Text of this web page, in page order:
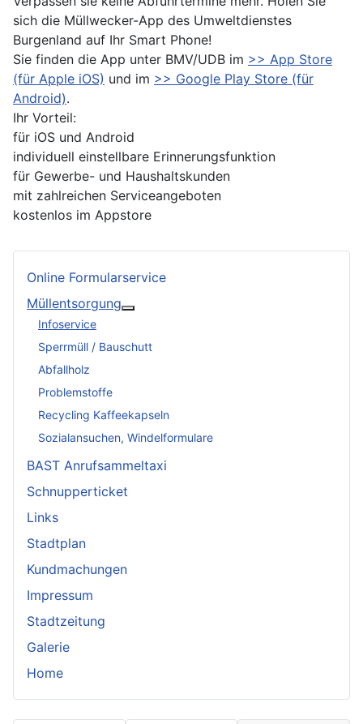
Online Formularservice
Müllentsorgung
Infoservice
Sperrmüll / Bauschutt
Abfallholz
Problemstoffe
Recycling Kaffeekapseln
Sozialansuchen, Windelformulare
BAST Anrufsammeltaxi
Schnupperticket
Links
Stadtplan
Kundmachungen
Impressum
Stadtzeitung
Galerie
Home
sich die Müllwecker-App des Umweltdienstes
Burgenland auf Ihr Smart Phone!
Sie finden die App unter BMV/UDB im >> App Store
(für Apple iOS) und im >> Google Play Store (für
Android).
Ihr Vorteil:
für iOS und Android
individuell einstellbare Erinnerungsfunktion
für Gewerbe- und Haushaltskunden
mit zahlreichen Serviceangeboten
kostenlos im Appstore